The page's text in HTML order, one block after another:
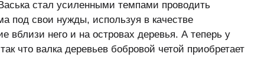
стал усиленными темпами проводить
под свои нужды, используя в качестве
вблизи него и на островах деревья. А теперь у
что валка деревьев бобровой четой приобретает